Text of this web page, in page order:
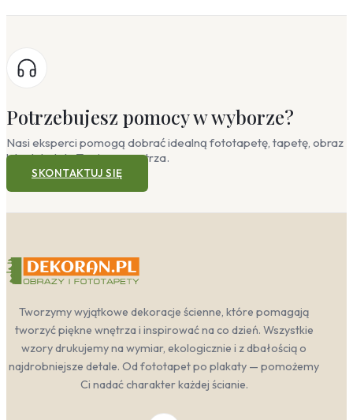
Potrzebujesz pomocy w wyborze?
Nasi eksperci pomogą dobrać idealną fototapetę, tapetę, obraz
lub plakat do Twojego wnętrza.
SKONTAKTUJ SIĘ
Tworzymy wyjątkowe dekoracje ścienne, które pomagają
tworzyć piękne wnętrza i inspirować na co dzień. Wszystkie
wzory drukujemy na wymiar, ekologicznie i z dbałością o
najdrobniejsze detale. Od fototapet po plakaty — pomożemy
Ci nadać charakter każdej ścianie.